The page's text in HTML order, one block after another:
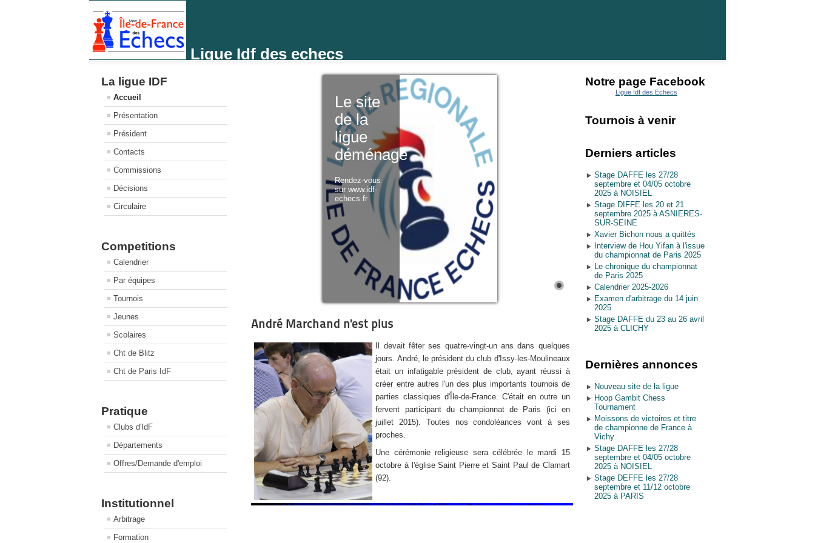
Ligue Idf des echecs
La ligue IDF
Accueil
Présentation
Président
Contacts
Commissions
Décisions
Circulaire
Competitions
Calendrier
Par équipes
Tournois
Jeunes
Scolaires
Cht de Blitz
Cht de Paris IdF
Pratique
Clubs d'IdF
Départements
Offres/Demande d'emploi
Institutionnel
Arbitrage
Formation
Le site
de la
ligue
déménage
Rendez-vous
sur www.idf-
echecs.fr
André Marchand n'est plus
Il devait fêter ses quatre-vingt-un ans dans quelques
jours. André, le président du club d'Issy-les-Moulineaux
était un infatigable président de club, ayant réussi à
créer entre autres l'un des plus importants tournois de
parties classiques d'Île-de-France. C'était en outre un
fervent participant du championnat de Paris (ici en
juillet 2015). Toutes nos condoléances vont à ses
proches.
Une cérémonie religieuse sera célébrée le mardi 15
octobre à l'église Saint Pierre et Saint Paul de Clamart
(92).
Notre page Facebook
Ligue Idf des Echecs
Tournois à venir
Derniers articles
Stage DAFFE les 27/28
septembre et 04/05 octobre
2025 à NOISIEL
Stage DIFFE les 20 et 21
septembre 2025 à ASNIERES-
SUR-SEINE
Xavier Bichon nous a quittés
Interview de Hou Yifan à l'issue
du championnat de Paris 2025
Le chronique du championnat
de Paris 2025
Calendrier 2025-2026
Examen d'arbitrage du 14 juin
2025
Stage DAFFE du 23 au 26 avril
2025 à CLICHY
Dernières annonces
Nouveau site de la ligue
Hoop Gambit Chess
Tournament
Moissons de victoires et titre
de championne de France à
Vichy
Stage DAFFE les 27/28
septembre et 04/05 octobre
2025 à NOISIEL
Stage DEFFE les 27/28
septembre et 11/12 octobre
2025 à PARIS